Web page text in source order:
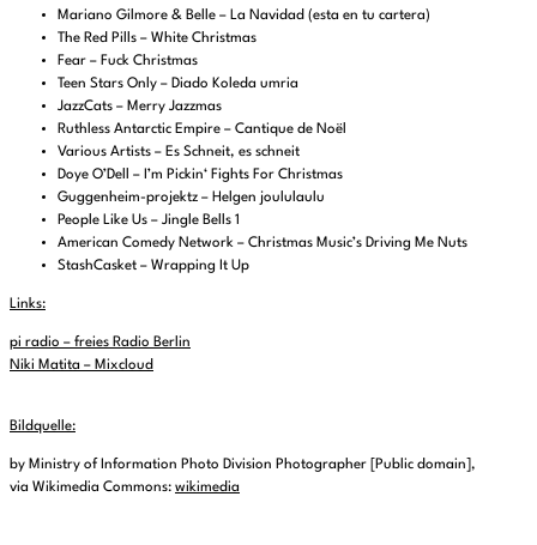
Mariano Gilmore & Belle – La Navidad (esta en tu cartera)
The Red Pills – White Christmas
Fear – Fuck Christmas
Teen Stars Only – Diado Koleda umria
JazzCats – Merry Jazzmas
Ruthless Antarctic Empire – Cantique de Noël
Various Artists – Es Schneit, es schneit
Doye O’Dell – I’m Pickin‘ Fights For Christmas
Guggenheim-projektz – Helgen joululaulu
People Like Us – Jingle Bells 1
American Comedy Network – Christmas Music’s Driving Me Nuts
StashCasket – Wrapping It Up
Links:
pi radio – freies Radio Berlin
Niki Matita – Mixcloud
Bildquelle:
by Ministry of Information Photo Division Photographer [Public domain],
via Wikimedia Commons: wikimedia